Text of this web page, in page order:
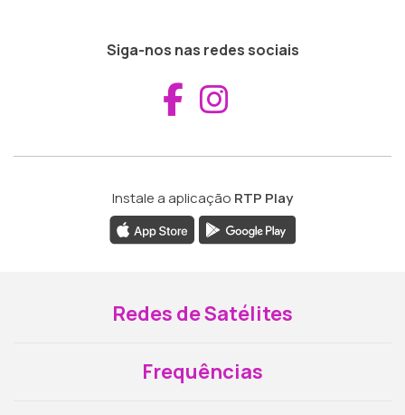
Siga-nos nas redes sociais
Aceder ao
Instale a aplicação RTP Play
Redes de Satélites
Frequências